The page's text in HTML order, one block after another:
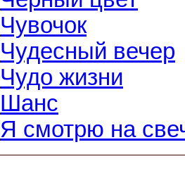
Чувочок
Чудесный вечер
Чудо жизни
Шанс
Я смотрю на